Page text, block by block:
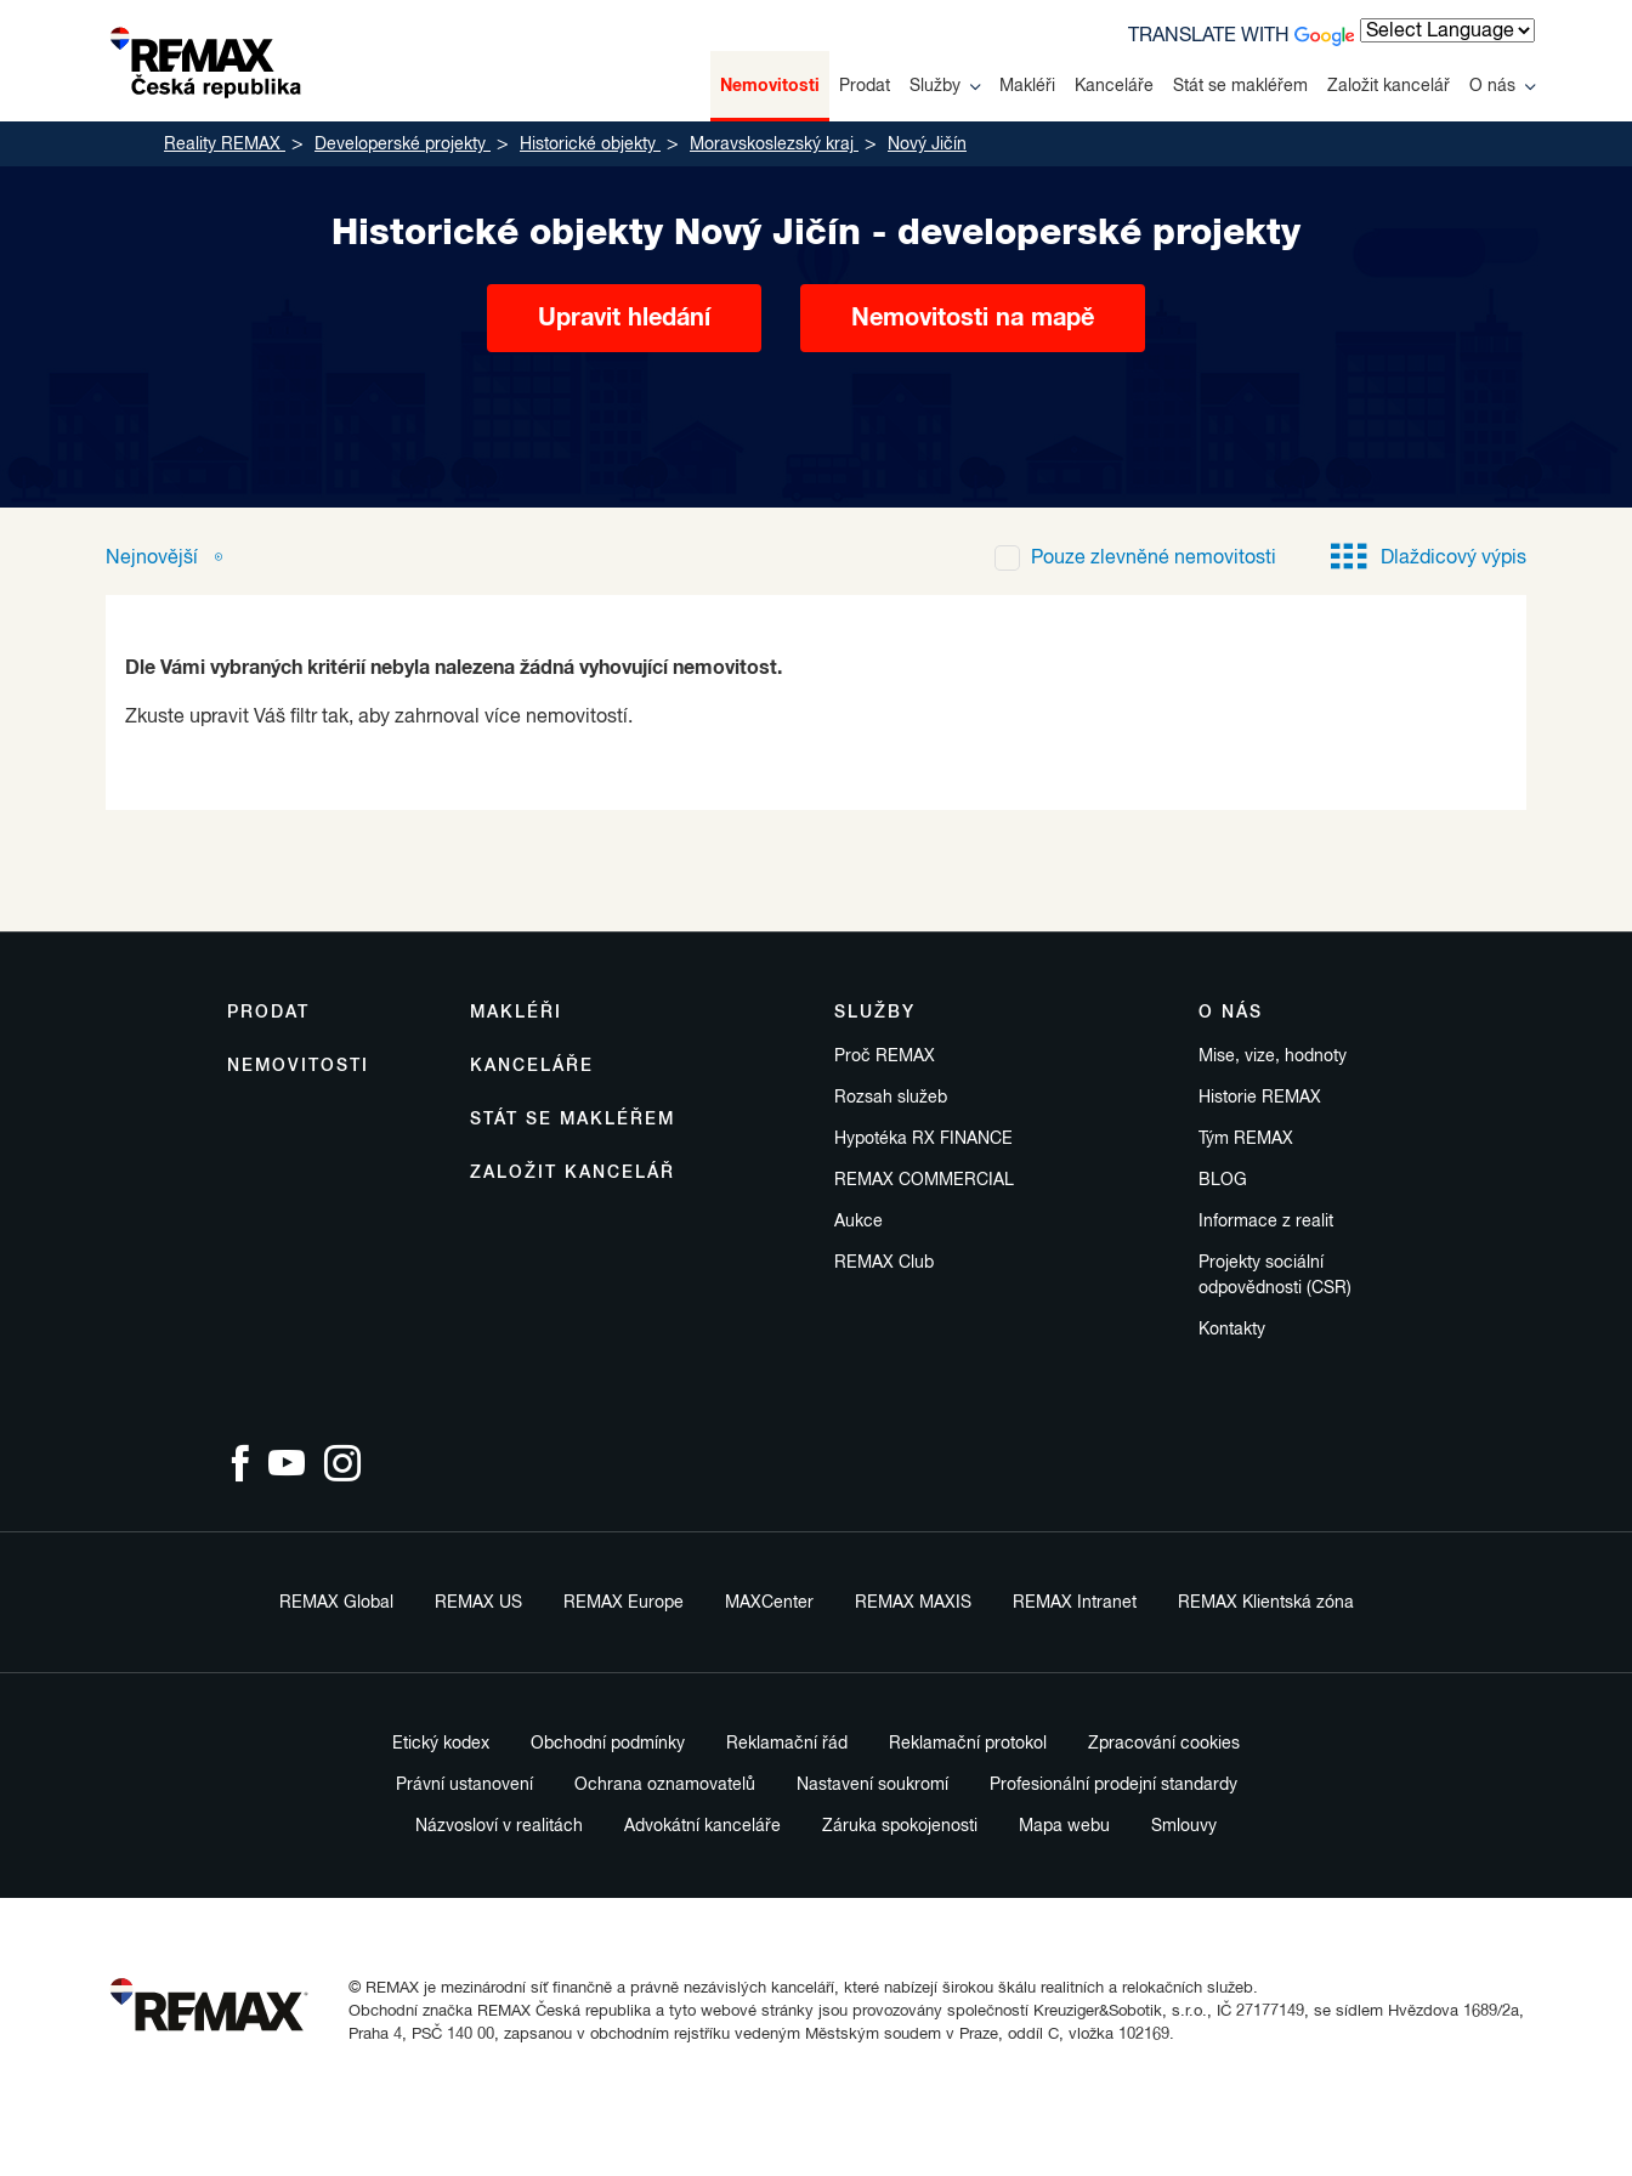
Nemovitosti Prodat Služby Makléři Kanceláře Stát se makléřem Založit kancelář O nás
TRANSLATE WITH
Reality REMAX Developerské projekty Historické objekty Moravskoslezský kraj Nový Jičín
Historické objekty Nový Jičín - developerské projekty
Upravit hledání Nemovitosti na mapě
Nejnovější Pouze zlevněné nemovitosti Dlaždicový výpis
Dle Vámi vybraných kritérií nebyla nalezena žádná vyhovující nemovitost.
Zkuste upravit Váš filtr tak, aby zahrnoval více nemovitostí.
PRODAT
NEMOVITOSTI
SLUŽBY
Proč REMAX
Rozsah služeb
Hypotéka RX FINANCE
REMAX COMMERCIAL
Aukce
REMAX Club
MAKLÉŘI
KANCELÁŘE
STÁT SE MAKLÉŘEM
ZALOŽIT KANCELÁŘ
O NÁS
Mise, vize, hodnoty
Historie REMAX
Tým REMAX
BLOG
Informace z realit
Projekty sociální
odpovědnosti (CSR)
Kontakty
REMAX Global REMAX US REMAX Europe MAXCenter REMAX MAXIS REMAX Intranet REMAX Klientská zóna
Etický kodex Obchodní podmínky Reklamační řád Reklamační protokol Zpracování cookies
Právní ustanovení Ochrana oznamovatelů Nastavení soukromí Profesionální prodejní standardy
Názvosloví v realitách Advokátní kanceláře Záruka spokojenosti Mapa webu Smlouvy
© REMAX je mezinárodní síť finančně a právně nezávislých kanceláří, které nabízejí širokou škálu realitních a relokačních služeb.
Obchodní značka REMAX Česká republika a tyto webové stránky jsou provozovány společností Kreuziger&Sobotik, s.r.o., IČ 27177149, se sídlem Hvězdova 1689/2a,
Praha 4, PSČ 140 00, zapsanou v obchodním rejstříku vedeným Městským soudem v Praze, oddíl C, vložka 102169.